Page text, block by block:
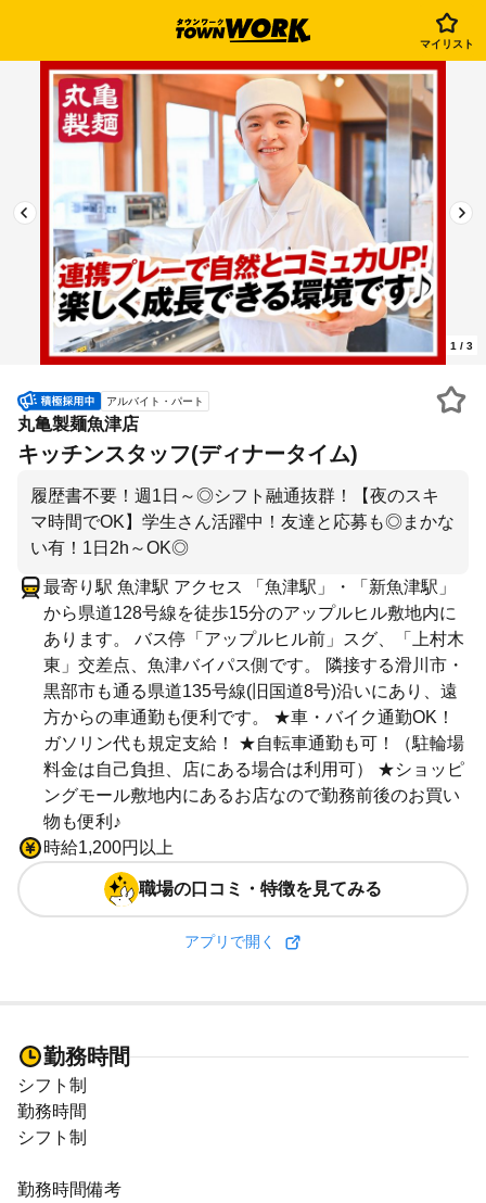
マイリスト
1 / 3
アルバイト・パート
丸亀製麺魚津店
キッチンスタッフ(ディナータイム)
履歴書不要！週1日～◎シフト融通抜群！【夜のスキ
マ時間でOK】学生さん活躍中！友達と応募も◎まかな
い有！1日2h～OK◎
最寄り駅 魚津駅 アクセス 「魚津駅」・「新魚津駅」
から県道128号線を徒歩15分のアップルヒル敷地内に
あります。 バス停「アップルヒル前」スグ、「上村木
東」交差点、魚津バイパス側です。 隣接する滑川市・
黒部市も通る県道135号線(旧国道8号)沿いにあり、遠
方からの車通勤も便利です。 ★車・バイク通勤OK！
ガソリン代も規定支給！ ★自転車通勤も可！（駐輪場
料金は自己負担、店にある場合は利用可） ★ショッピ
ングモール敷地内にあるお店なので勤務前後のお買い
物も便利♪
時給1,200円以上
職場の口コミ・特徴を見てみる
アプリで開く
勤務時間
シフト制
勤務時間
シフト制
勤務時間備考